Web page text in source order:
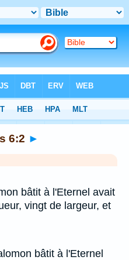
6:2 ►
bâtit à l'Eternel avait
vingt de largeur, et
bâtit à l'Eternel